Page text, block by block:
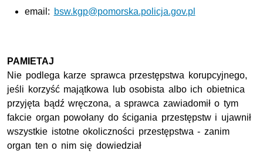
email: bsw.kgp@pomorska.policja.gov.pl
PAMIETAJ
Nie podlega karze sprawca przestępstwa korupcyjnego,
jeśli korzyść majątkowa lub osobista albo ich obietnica
przyjęta bądź wręczona, a sprawca zawiadomił o tym
fakcie organ powołany do ścigania przestępstw i ujawnił
wszystkie istotne okoliczności przestępstwa - zanim
organ ten o nim się dowiedział